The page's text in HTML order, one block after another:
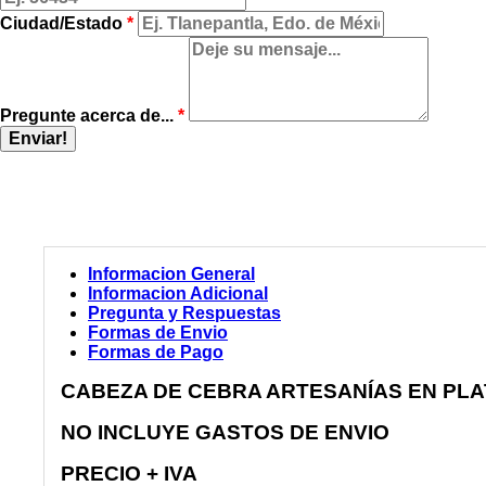
Ciudad/Estado *
Pregunte acerca de... *
Enviar!
Informacion General
Informacion Adicional
Pregunta y Respuestas
Formas de Envio
Formas de Pago
CABEZA DE CEBRA ARTESANÍAS EN
NO INCLUYE GASTOS DE ENVIO
PRECIO + IVA